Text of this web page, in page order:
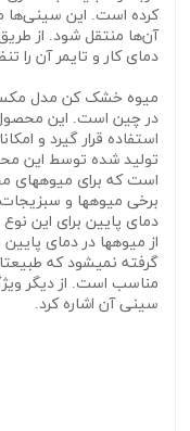
کرده است. این سینی‌ها
آن‌ها منتقل شود. از
دمای کار و تایمر آن را
میوه خشک کن مدل
در چین است. این محصول
استفاده قرار گیرد و
است که برای میوههای
برخی میوهها و سبزیجات
دمای پایین برای این
از میوهها در دمای
سینی آن اشاره کرد.